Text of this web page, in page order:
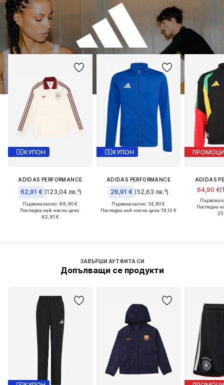
КУПОН
ADIDAS PERFORMANCE
62,91 € (123,04 лв.³)
Първоначално: 99,90 €
Последна най-ниска цена:
62,91 €
КУПОН
ADIDAS PERFORMANCE
26,91 € (52,63 лв.³)
Първоначално: 34,90 €
Последна най-ниска цена:19,12 €
ADIDAS
64,90 €
Последна
ЗАВЪРШИ АУТФИТА СИ
Допълващи се продукти